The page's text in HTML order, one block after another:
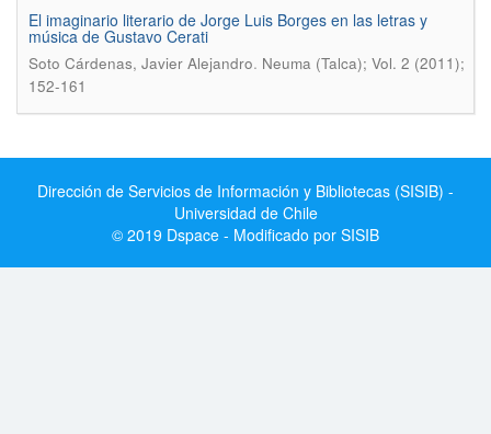
El imaginario literario de Jorge Luis Borges en las letras y
música de Gustavo Cerati
Soto Cárdenas, Javier Alejandro. Neuma (Talca); Vol. 2 (2011);
152-161
Dirección de Servicios de Información y Bibliotecas (SISIB) -
Universidad de Chile
© 2019 Dspace - Modificado por SISIB